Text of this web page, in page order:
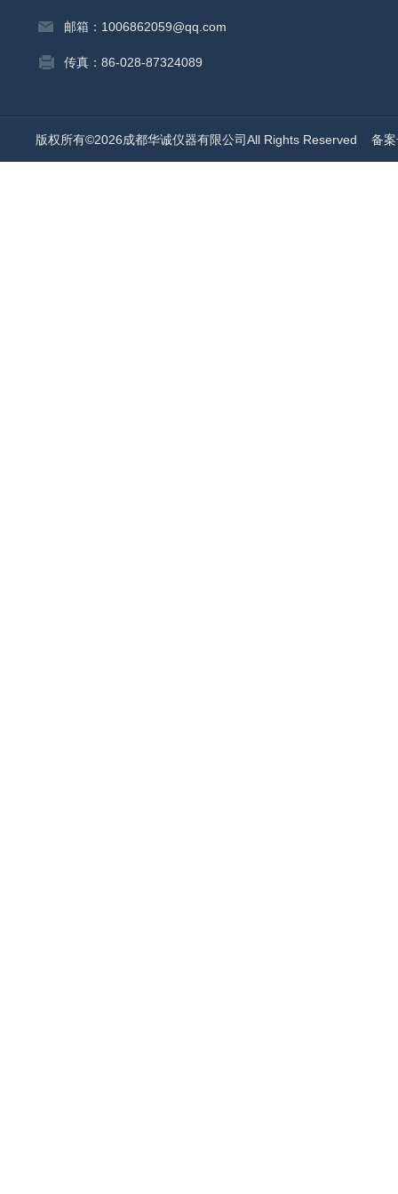
邮箱：1006862059@qq.com
传真：86-028-87324089
版权所有©2026成都华诚仪器有限公司All Rights Reserved 备